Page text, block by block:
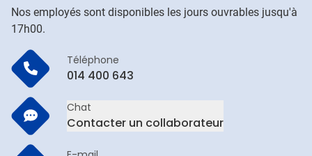
Nos employés sont disponibles les jours ouvrables jusqu'à
17h00.
Téléphone
014 400 643
Chat
Contacter un collaborateur